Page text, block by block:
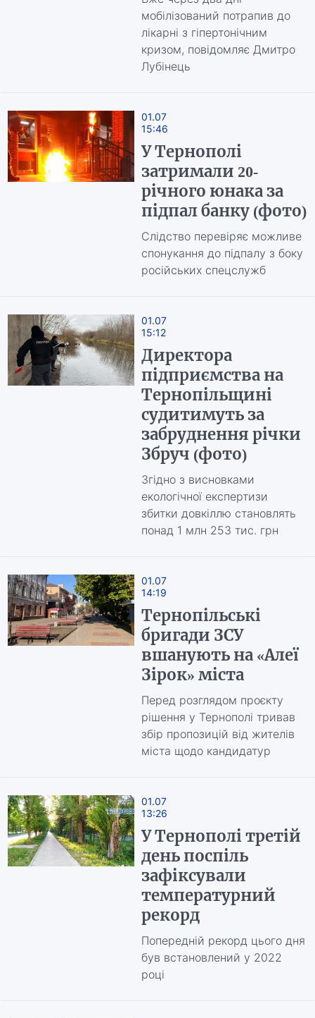
мобілізований потрапив до
лікарні з гіпертонічним
кризом, повідомляє Дмитро
Лубінець
01.07
15:46
У Тернополі
затримали 20-
річного юнака за
підпал банку (фото)
Слідство перевіряє можливе
спонукання до підпалу з боку
російських спецслужб
01.07
15:12
Директора
підприємства на
Тернопільщині
судитимуть за
забруднення річки
Збруч (фото)
Згідно з висновками
екологічної експертизи
збитки довкіллю становлять
понад 1 млн 253 тис. грн
01.07
14:19
Тернопільські
бригади ЗСУ
вшанують на «Алеї
Зірок» міста
Перед розглядом проєкту
рішення у Тернополі тривав
збір пропозицій від жителів
міста щодо кандидатур
01.07
13:26
У Тернополі третій
день поспіль
зафіксували
температурний
рекорд
Попередній рекорд цього дня
був встановлений у 2022
році